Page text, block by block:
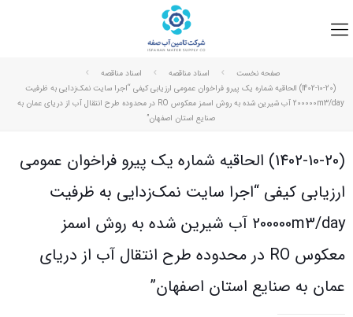
صفحه نخست اسناد مناقصه
اسناد مناقصه
(1402-10-20) الحاقیه شماره یک پیرو فراخوان عمومی ارزیابی کیفی “اجرا سایت نمک‌زدایی به ظرفیت
200000m3/day آب شیرین شده به روش اسمز معکوس RO در محدوده طرح انتقال آب از دریای عمان به
صنایع استان اصفهان”
(1402-10-20) الحاقیه شماره یک پیرو فراخوان عمومی
ارزیابی کیفی “اجرا سایت نمک‌زدایی به ظرفیت
200000m3/day آب شیرین شده به روش اسمز
معکوس RO در محدوده طرح انتقال آب از دریای
عمان به صنایع استان اصفهان”